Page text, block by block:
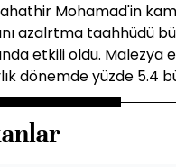
Mohamad'in
azalrtma taahhüdü
etkili oldu. Malezya
dönemde yüzde 5.4